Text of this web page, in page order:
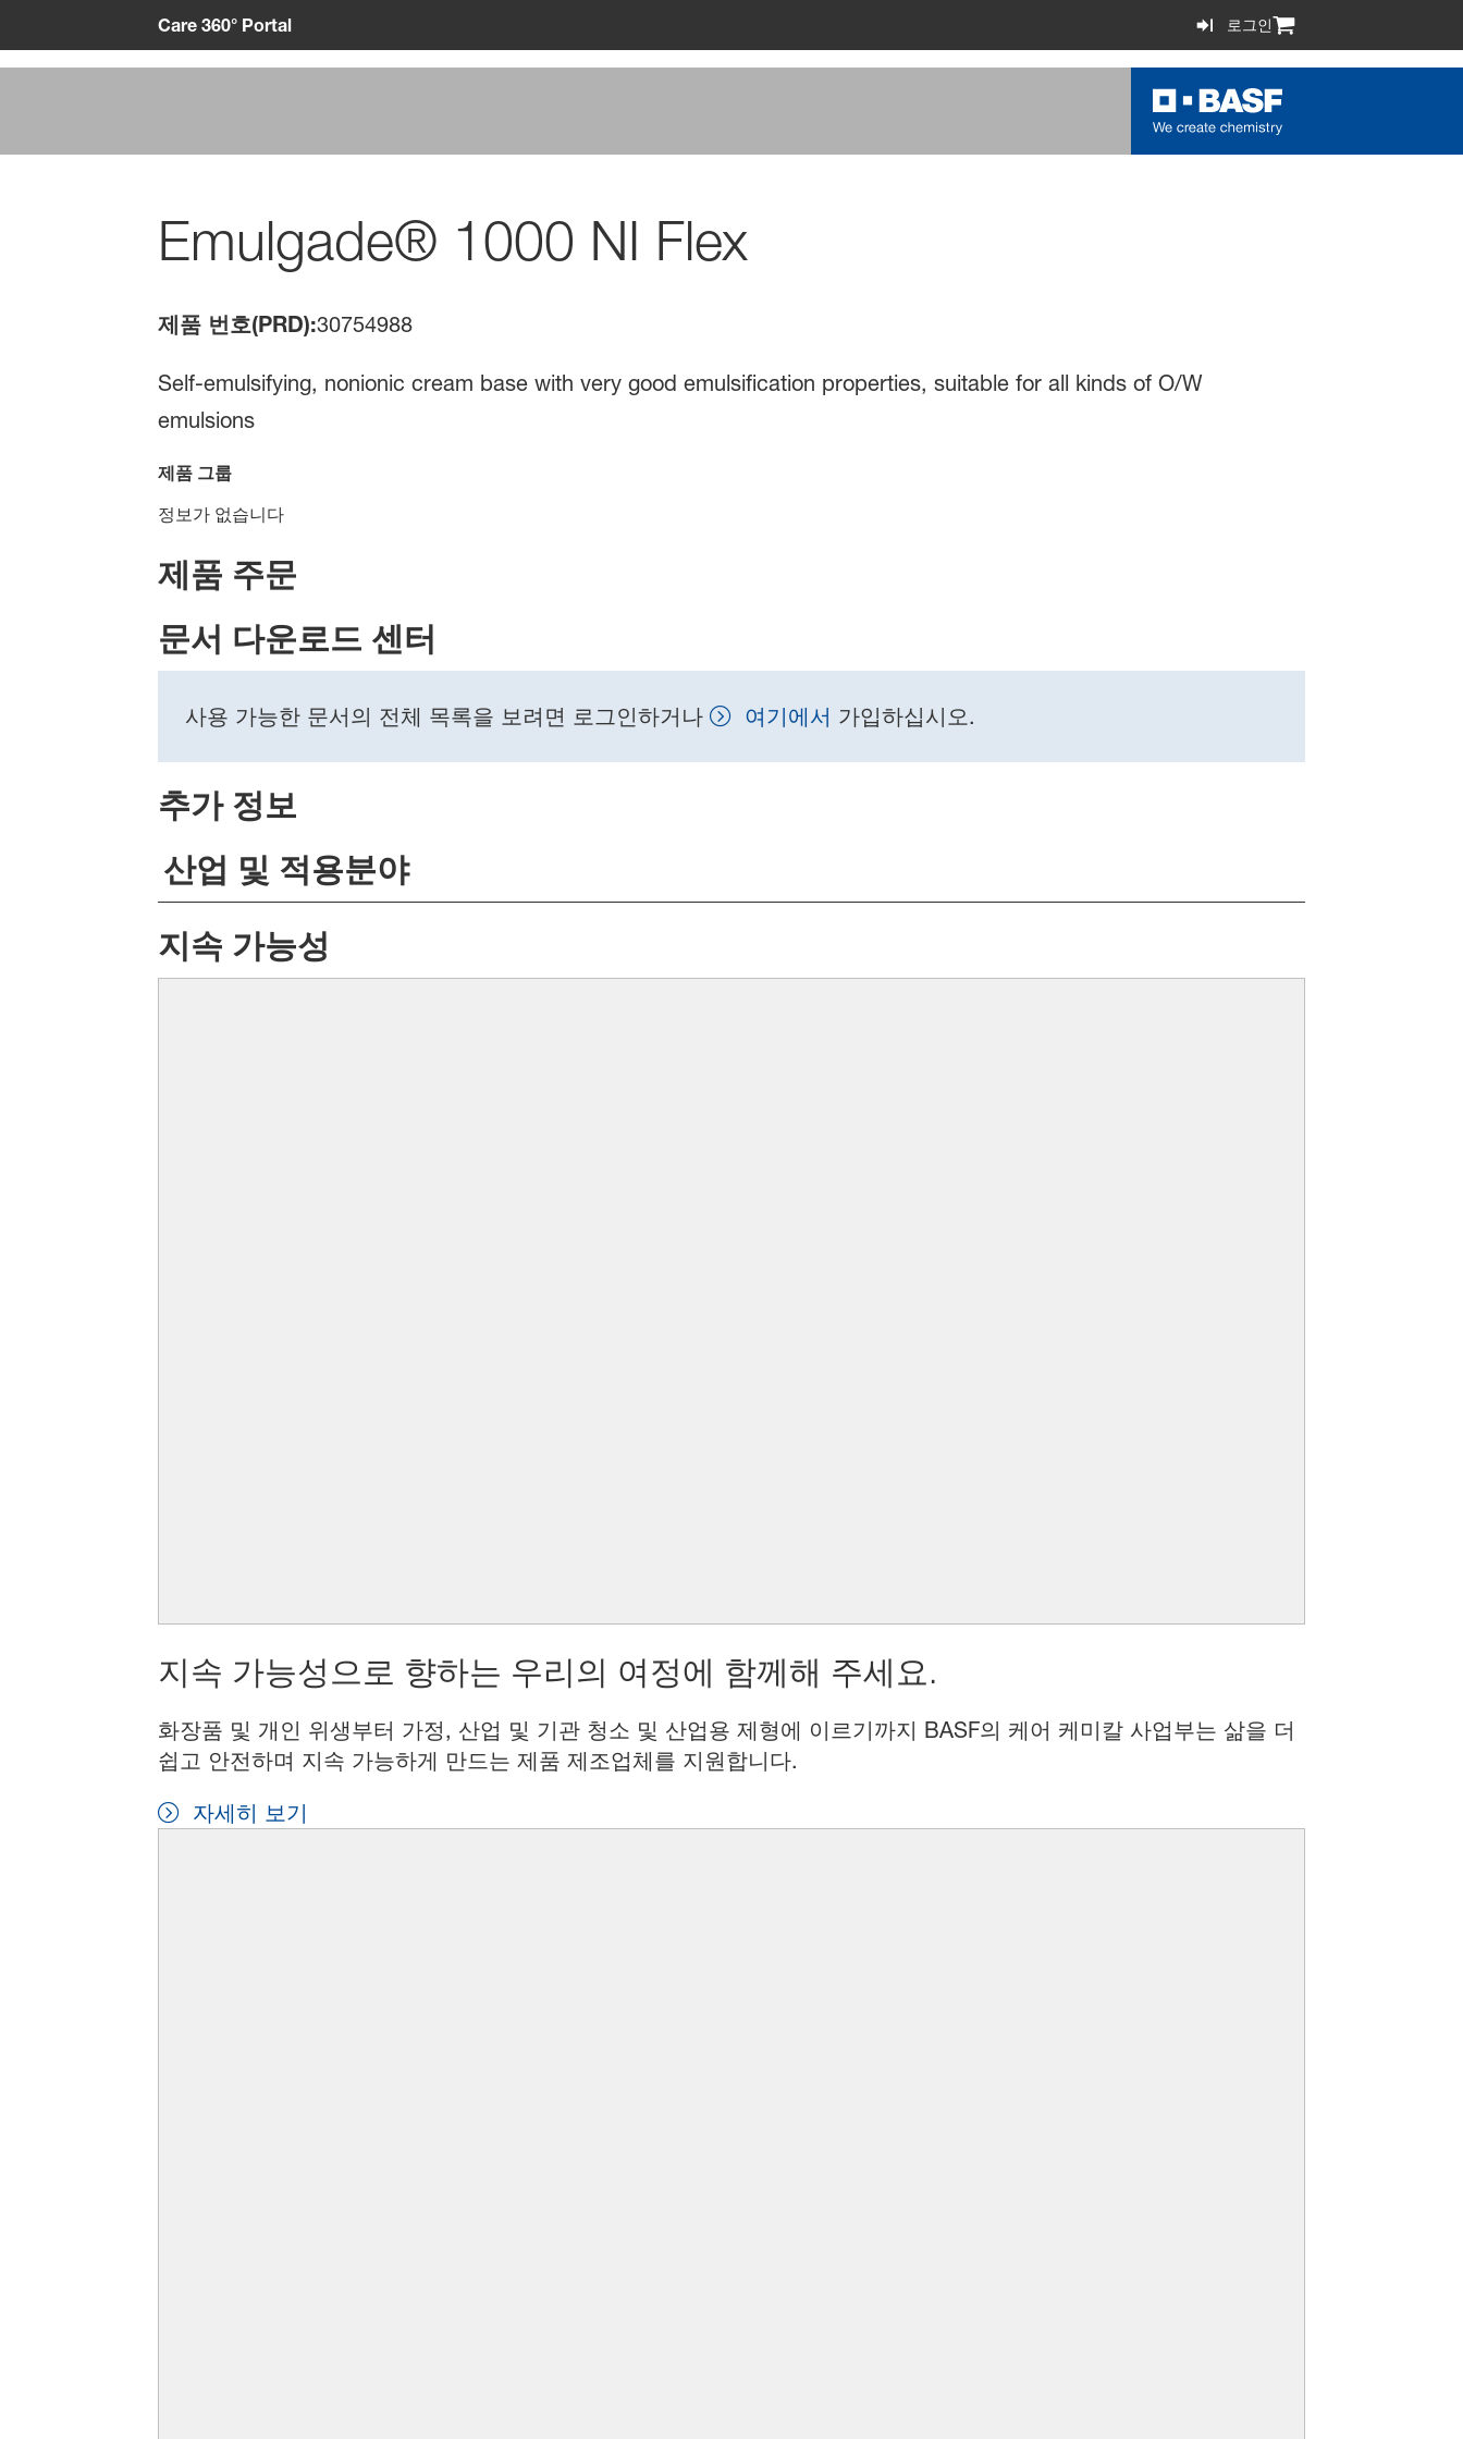
Care 360° Portal 로그인
Emulgade® 1000 NI Flex
제품 번호(PRD):30754988
Self-emulsifying, nonionic cream base with very good emulsification properties, suitable for all kinds of O/W
emulsions
제품 그룹
정보가 없습니다
제품 주문
문서 다운로드 센터
사용 가능한 문서의 전체 목록을 보려면 로그인하거나 여기에서 가입하십시오.
추가 정보
산업 및 적용분야
지속 가능성
지속 가능성으로 향하는 우리의 여정에 함께해 주세요.
화장품 및 개인 위생부터 가정, 산업 및 기관 청소 및 산업용 제형에 이르기까지 BASF의 케어 케미칼 사업부는 삶을 더
쉽고 안전하며 지속 가능하게 만드는 제품 제조업체를 지원합니다.
자세히 보기